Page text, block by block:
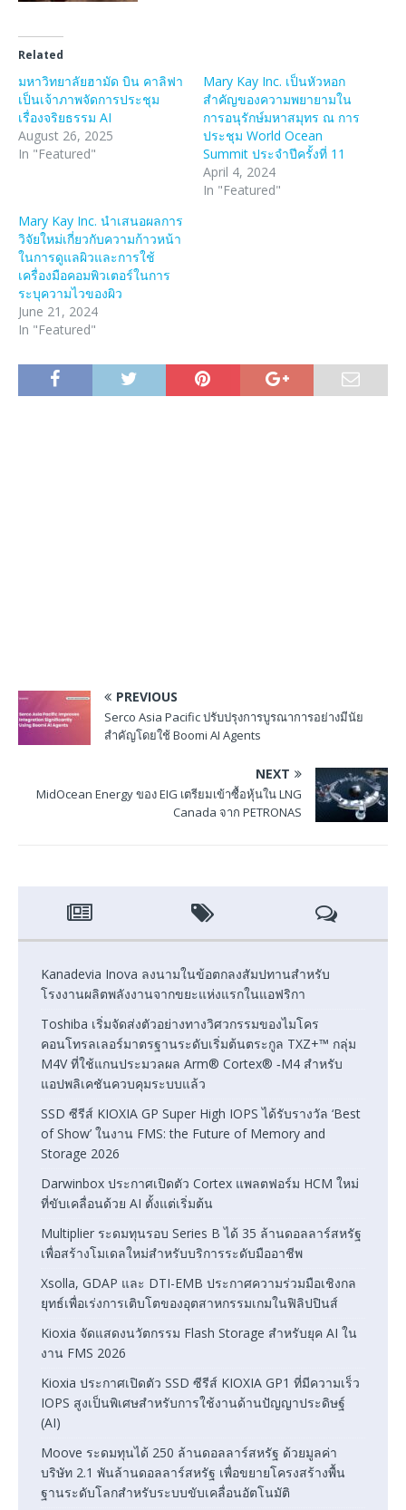
Related
มหาวิทยาลัยฮามัด บิน คาลิฟา
เป็นเจ้าภาพจัดการประชุม
เรื่องจริยธรรม AI
August 26, 2025
In "Featured"
Mary Kay Inc. เป็นหัวหอก
สำคัญของความพยายามใน
การอนุรักษ์มหาสมุทร ณ การ
ประชุม World Ocean
Summit ประจำปีครั้งที่ 11
April 4, 2024
In "Featured"
Mary Kay Inc. นำเสนอผลการ
วิจัยใหม่เกี่ยวกับความก้าวหน้า
ในการดูแลผิวและการใช้
เครื่องมือคอมพิวเตอร์ในการ
ระบุความไวของผิว
June 21, 2024
In "Featured"
PREVIOUS
Serco Asia Pacific ปรับปรุงการบูรณาการอย่างมีนัย
สำคัญโดยใช้ Boomi AI Agents
NEXT
MidOcean Energy ของ EIG เตรียมเข้าซื้อหุ้นใน LNG
Canada จาก PETRONAS
Kanadevia Inova ลงนามในข้อตกลงสัมปทานสำหรับ
โรงงานผลิตพลังงานจากขยะแห่งแรกในแอฟริกา
Toshiba เริ่มจัดส่งตัวอย่างทางวิศวกรรมของไมโคร
คอนโทรลเลอร์มาตรฐานระดับเริ่มต้นตระกูล TXZ+™ กลุ่ม
M4V ที่ใช้แกนประมวลผล Arm® Cortex® ‑M4 สำหรับ
แอปพลิเคชันควบคุมระบบแล้ว
SSD ซีรีส์ KIOXIA GP Super High IOPS ได้รับรางวัล ‘Best
of Show’ ในงาน FMS: the Future of Memory and
Storage 2026
Darwinbox ประกาศเปิดตัว Cortex แพลตฟอร์ม HCM ใหม่
ที่ขับเคลื่อนด้วย AI ตั้งแต่เริ่มต้น
Multiplier ระดมทุนรอบ Series B ได้ 35 ล้านดอลลาร์สหรัฐ
เพื่อสร้างโมเดลใหม่สำหรับบริการระดับมืออาชีพ
Xsolla, GDAP และ DTI-EMB ประกาศความร่วมมือเชิงกล
ยุทธ์เพื่อเร่งการเติบโตของอุตสาหกรรมเกมในฟิลิปปินส์
Kioxia จัดแสดงนวัตกรรม Flash Storage สำหรับยุค AI ใน
งาน FMS 2026
Kioxia ประกาศเปิดตัว SSD ซีรีส์ KIOXIA GP1 ที่มีความเร็ว
IOPS สูงเป็นพิเศษสำหรับการใช้งานด้านปัญญาประดิษฐ์
(AI)
Moove ระดมทุนได้ 250 ล้านดอลลาร์สหรัฐ ด้วยมูลค่า
บริษัท 2.1 พันล้านดอลลาร์สหรัฐ เพื่อขยายโครงสร้างพื้น
ฐานระดับโลกสำหรับระบบขับเคลื่อนอัตโนมัติ